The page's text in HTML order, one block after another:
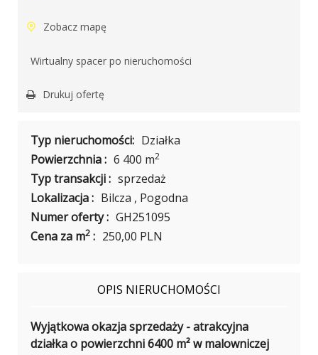
Zobacz mapę
Wirtualny spacer po nieruchomości
Drukuj ofertę
Typ nieruchomości: Działka
Powierzchnia : 6 400 m2
Typ transakcji : sprzedaż
Lokalizacja : Bilcza , Pogodna
Numer oferty : GH251095
Cena za m2 : 250,00 PLN
OPIS NIERUCHOMOŚCI
Wyjątkowa okazja sprzedaży - atrakcyjna
działka o powierzchni 6400 m² w malowniczej